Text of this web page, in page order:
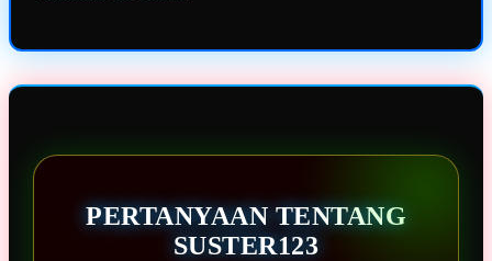
PERTANYAAN TENTANG
SUSTER123